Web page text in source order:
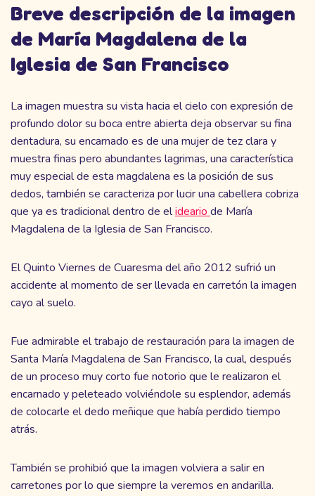
Breve descripción de la imagen
de María Magdalena de la
Iglesia de San Francisco
La imagen muestra su vista hacia el cielo con expresión de
profundo dolor su boca entre abierta deja observar su fina
dentadura, su encarnado es de una mujer de tez clara y
muestra finas pero abundantes lagrimas, una característica
muy especial de esta magdalena es la posición de sus
dedos, también se caracteriza por lucir una cabellera cobriza
que ya es tradicional dentro de elideario de María
Magdalena de la Iglesia de San Francisco.
El Quinto Viernes de Cuaresma del año 2012 sufrió un
accidente al momento de ser llevada en carretón la imagen
cayo al suelo.
Fue admirable el trabajo de restauración para la imagen de
Santa María Magdalena de San Francisco, la cual, después
de un proceso muy corto fue notorio que le realizaron el
encarnado y peleteado volviéndole su esplendor, además
de colocarle el dedo meñique que había perdido tiempo
atrás.
También se prohibió que la imagen volviera a salir en
carretones por lo que siempre la veremos en andarilla.